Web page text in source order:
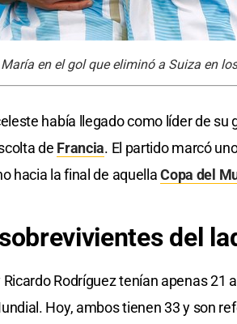
en el gol que eliminó a Suiza en
había llegado como líder de
de Francia. El partido marcó
hacia la final de aquellaCopa del
del
Ricardo Rodríguez tenían apenas
Hoy, ambos tienen 33 y son